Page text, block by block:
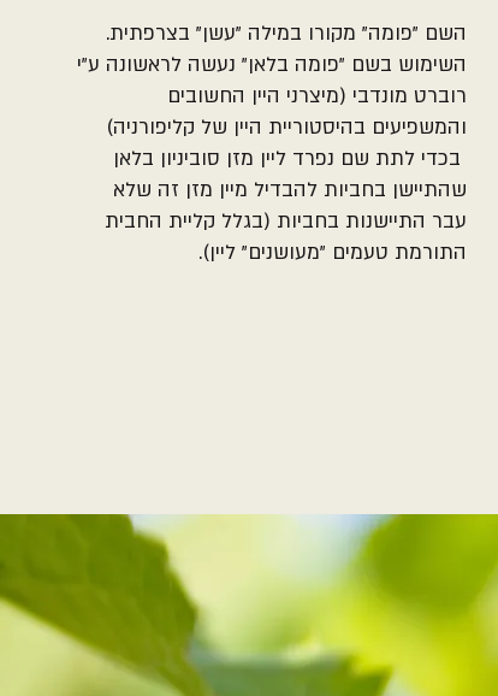
השם "פומה" מקורו במילה "עשן" בצרפתית.
השימוש בשם "פומה בלאן" נעשה לראשונה ע"י
רוברט מונדבי (מיצרני היין החשובים
והמשפיעים בהיסטוריית היין של קליפורניה)
בכדי לתת שם נפרד ליין מזן סוביניון בלאן
שהתיישן בחביות להבדיל מיין מזן זה שלא
עבר התיישנות בחביות (בגלל קליית החבית
התורמת טעמים "מעושנים" ליין).